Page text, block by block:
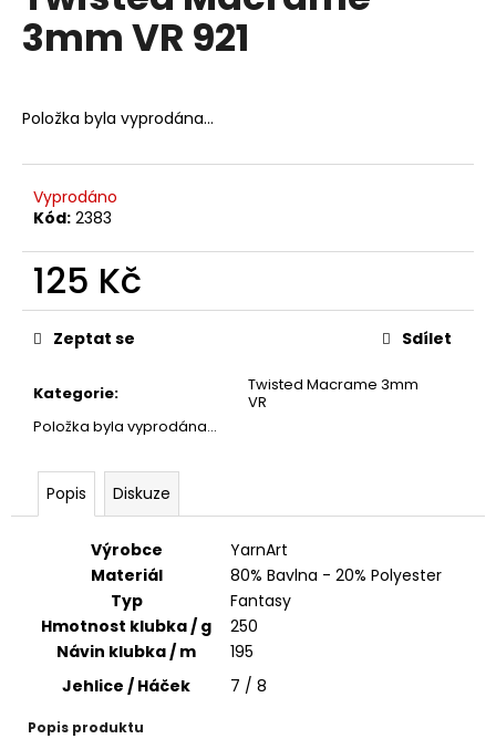
0,0
z
3mm VR 921
Položka byla vyprodána…
Vyprodáno
Kód: 2383
125 Kč
Měrná
cena:
Kategorie:
Twisted Macrame 3mm
VR
Položka byla vyprodána…
Zeptat se Sdílet
Popis Diskuze
Výrobce
YarnArt
Materiál
80% Bavlna - 20% Polyester
Typ
Fantasy
Hmotnost klubka / g
250
Návin klubka / m
195
Jehlice / Háček
7 / 8
Popis produktu
a
j
t
HLEDAT
D
p
o
u
FUNNY
9830